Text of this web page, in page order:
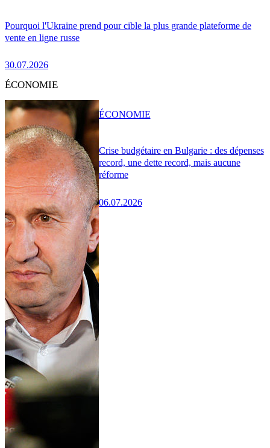
Pourquoi l'Ukraine prend pour cible la plus grande plateforme de
vente en ligne russe
30.07.2026
ÉCONOMIE
Crise budgétaire en Bulgarie : des dépenses
record, une dette record, mais aucune
réforme
06.07.2026
ÉCONOMIE